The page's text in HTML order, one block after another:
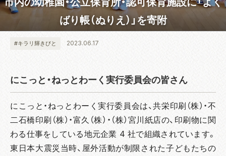
ばり帳（ぬりえ）」を寄附
#キラリ輝きびと 2023.06.17
にこっと・ねっとわーく実行委員会の皆さん
にこっと・ねっとわーく実行委員会は、共栄印刷（株）・不
二石橋印刷（株）・富久（株）・（株）宮川紙店の、印刷物に関
わる仕事をしている地元企業 4 社で組織されています。
東日本大震災当時、屋外活動が制限された子どもたちの